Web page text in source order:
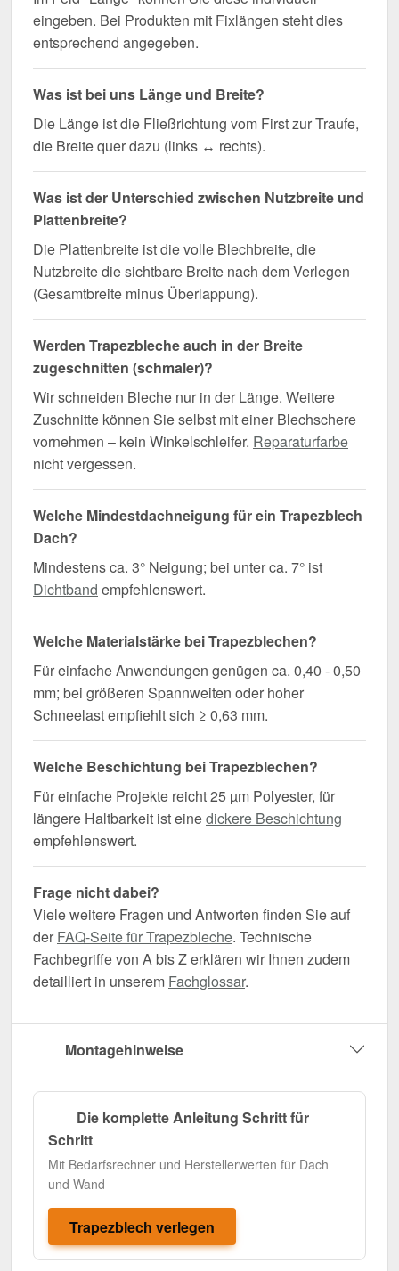
eingeben. Bei Produkten mit Fixlängen steht dies
entsprechend angegeben.
Was ist bei uns Länge und Breite?
Die Länge ist die Fließrichtung vom First zur Traufe,
die Breite quer dazu (links ↔ rechts).
Was ist der Unterschied zwischen Nutzbreite und
Plattenbreite?
Die Plattenbreite ist die volle Blechbreite, die
Nutzbreite die sichtbare Breite nach dem Verlegen
(Gesamtbreite minus Überlappung).
Werden Trapezbleche auch in der Breite
zugeschnitten (schmaler)?
Wir schneiden Bleche nur in der Länge. Weitere
Zuschnitte können Sie selbst mit einer Blechschere
vornehmen – kein Winkelschleifer. Reparaturfarbe
nicht vergessen.
Welche Mindestdachneigung für ein Trapezblech
Dach?
Mindestens ca. 3° Neigung; bei unter ca. 7° ist
Dichtband empfehlenswert.
Welche Materialstärke bei Trapezblechen?
Für einfache Anwendungen genügen ca. 0,40 - 0,50
mm; bei größeren Spannweiten oder hoher
Schneelast empfiehlt sich ≥ 0,63 mm.
Welche Beschichtung bei Trapezblechen?
Für einfache Projekte reicht 25 µm Polyester, für
längere Haltbarkeit ist einedickere Beschichtung
empfehlenswert.
Frage nicht dabei?
Viele weitere Fragen und Antworten finden Sie auf
der FAQ-Seite für Trapezbleche. Technische
Fachbegriffe von A bis Z erklären wir Ihnen zudem
detailliert in unserem Fachglossar.
Montagehinweise
Die komplette Anleitung Schritt für
Schritt
Mit Bedarfsrechner und Herstellerwerten für Dach
und Wand
Trapezblech verlegen